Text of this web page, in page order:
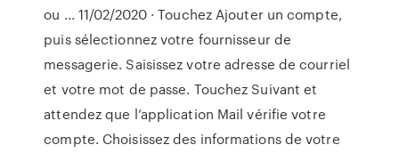
ou ... 11/02/2020 · Touchez Ajouter un compte,
puis sélectionnez votre fournisseur de
messagerie. Saisissez votre adresse de courriel
et votre mot de passe. Touchez Suivant et
attendez que l’application Mail vérifie votre
compte. Choisissez des informations de votre